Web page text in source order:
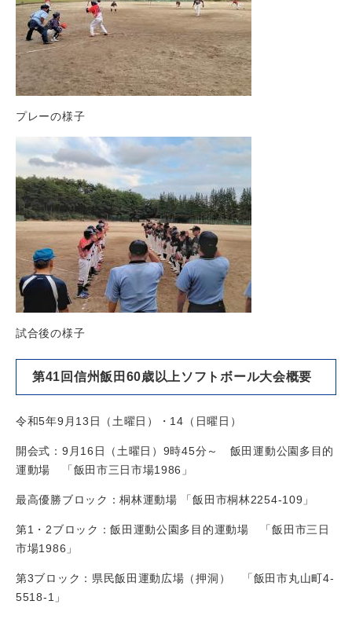
プレーの様子
試合後の様子
第41回信州飯田60歳以上ソフトボール大会概要
令和5年9月13日（土曜日）・14（日曜日）
開会式：9月16日（土曜日）9時45分～ 飯田運動公園多目的
運動場 「飯田市三日市場1986」
最高優勝ブロック：桐林運動場 「飯田市桐林2254-109」
第1・2ブロック：飯田運動公園多目的運動場 「飯田市三日
市場1986」
第3ブロック：県民飯田運動広場（押洞） 「飯田市丸山町4-
5518-1」